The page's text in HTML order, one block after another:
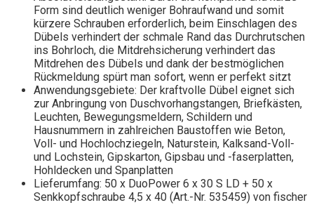
Form sind deutlich weniger Bohraufwand und somit
kürzere Schrauben erforderlich, beim Einschlagen des
Dübels verhindert der schmale Rand das Durchrutschen
ins Bohrloch, die Mitdrehsicherung verhindert das
Mitdrehen des Dübels und dank der bestmöglichen
Rückmeldung spürt man sofort, wenn er perfekt sitzt
Anwendungsgebiete: Der kraftvolle Dübel eignet sich
zur Anbringung von Duschvorhangstangen, Briefkästen,
Leuchten, Bewegungsmeldern, Schildern und
Hausnummern in zahlreichen Baustoffen wie Beton,
Voll- und Hochlochziegeln, Naturstein, Kalksand-Voll-
und Lochstein, Gipskarton, Gipsbau und -faserplatten,
Hohldecken und Spanplatten
Lieferumfang: 50 x DuoPower 6 x 30 S LD + 50 x
Senkkopfschraube 4,5 x 40 (Art.-Nr. 535459) von fischer